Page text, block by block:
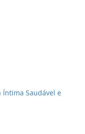
Íntima Saudável e